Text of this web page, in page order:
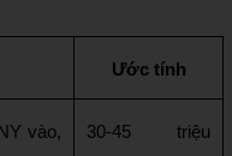
Ước tính
vào,
30-45 triệu